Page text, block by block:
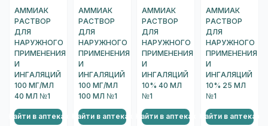
АММИАК
РАСТВОР
ДЛЯ
НАРУЖНОГО
ПРИМЕНЕНИЯ
И
ИНГАЛЯЦИЙ
100 МГ/МЛ
40 МЛ №1
Найти в аптеках
АММИАК
РАСТВОР
ДЛЯ
НАРУЖНОГО
ПРИМЕНЕНИЯ
И
ИНГАЛЯЦИЙ
100 МГ/МЛ
100 МЛ №1
Найти в аптеках
АММИАК
РАСТВОР
ДЛЯ
НАРУЖНОГО
ПРИМЕНЕНИЯ
И
ИНГАЛЯЦИЙ
10% 40 МЛ
№1
Найти в аптеках
АММИАК
РАСТВОР
ДЛЯ
НАРУЖНОГО
ПРИМЕНЕНИЯ
И
ИНГАЛЯЦИЙ
10% 25 МЛ
№1
Найти в аптеках